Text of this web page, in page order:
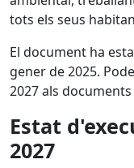
tots els seus
El document ha
gener de 2025.
2027 als
Estat
2027